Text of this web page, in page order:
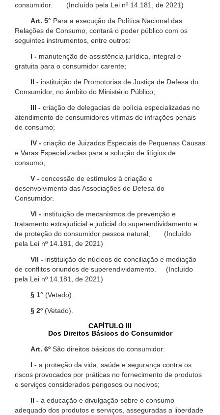
consumidor. (Incluído pela Lei nº 14.181, de 2021)
Art. 5° Para a execução da Política Nacional das
Relações de Consumo, contará o poder público com os
seguintes instrumentos, entre outros:
I - manutenção de assistência jurídica, integral e
gratuita para o consumidor carente;
II - instituição de Promotorias de Justiça de Defesa do
Consumidor, no âmbito do Ministério Público;
III - criação de delegacias de polícia especializadas no
atendimento de consumidores vítimas de infrações penais
de consumo;
IV - criação de Juizados Especiais de Pequenas Causas
e Varas Especializadas para a solução de litígios de
consumo;
V - concessão de estímulos à criação e
desenvolvimento das Associações de Defesa do
Consumidor.
VI - instituição de mecanismos de prevenção e
tratamento extrajudicial e judicial do superendividamento e
de proteção do consumidor pessoa natural; (Incluído
pela Lei nº 14.181, de 2021)
VII - instituição de núcleos de conciliação e mediação
de conflitos oriundos de superendividamento. (Incluído
pela Lei nº 14.181, de 2021)
§ 1° (Vetado).
§ 2º (Vetado).
CAPÍTULO III
Dos Direitos Básicos do Consumidor
Art. 6º São direitos básicos do consumidor:
I - a proteção da vida, saúde e segurança contra os
riscos provocados por práticas no fornecimento de produtos
e serviços considerados perigosos ou nocivos;
II - a educação e divulgação sobre o consumo
adequado dos produtos e serviços, asseguradas a liberdade